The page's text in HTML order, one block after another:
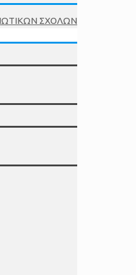
ΣΧΟΛΩΝ